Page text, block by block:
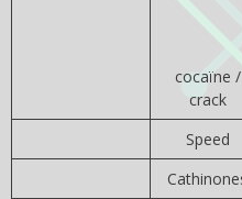
cocaïne /
crack
Speed